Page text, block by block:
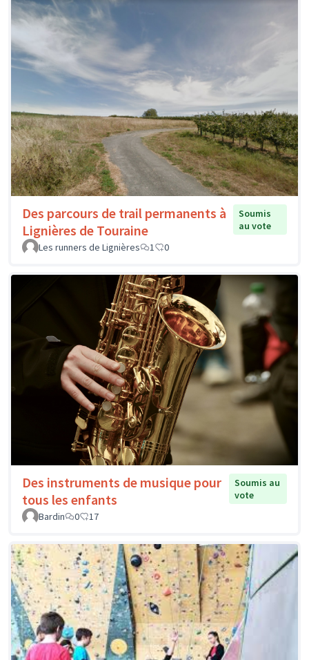
Des parcours de trail permanents à
Lignières de Touraine
Soumis
au vote
Les runners de Lignières
1 0
Des instruments de musique pour
tous les enfants
Soumis au
vote
Bardin
0 17